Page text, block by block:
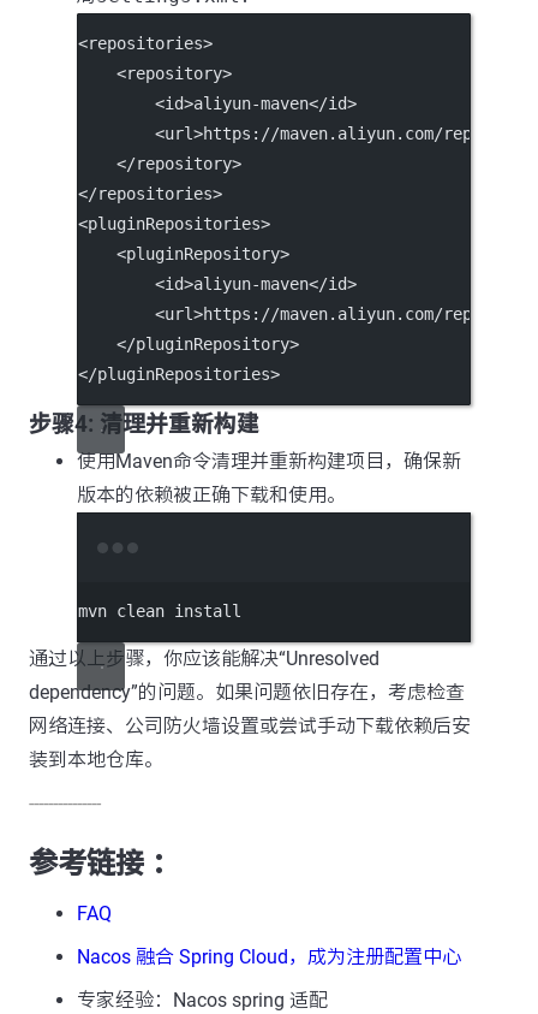
<repositories>
    <
repository>
        <
id>aliyun-maven</id>
        <
url>https://maven.aliyun.com/
    </
repository>
</repositories>
<pluginRepositories>
    <
pluginRepository>
        <
id>aliyun-maven</id>
        <
url>https://maven.aliyun.com/
    </
pluginRepository>
</pluginRepositories>
步骤4: 清理并重新构建
使用Maven命令清理并重新构建项目，确保新
版本的依赖被正确下载和使用。
mvn clean install
通过以上步骤，你应该能解决“Unresolved
dependency”的问题。如果问题依旧存在，考虑检查
网络连接、公司防火墙设置或尝试手动下载依赖后安
装到本地仓库。
---------------
参考链接 ：
FAQ
Nacos 融合 Spring Cloud，成为注册配置中心
专家经验：Nacos spring 适配